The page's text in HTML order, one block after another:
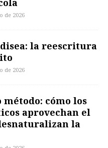
de 2026
la reescritura
de 2026
método: cómo los
aprovechan el
la